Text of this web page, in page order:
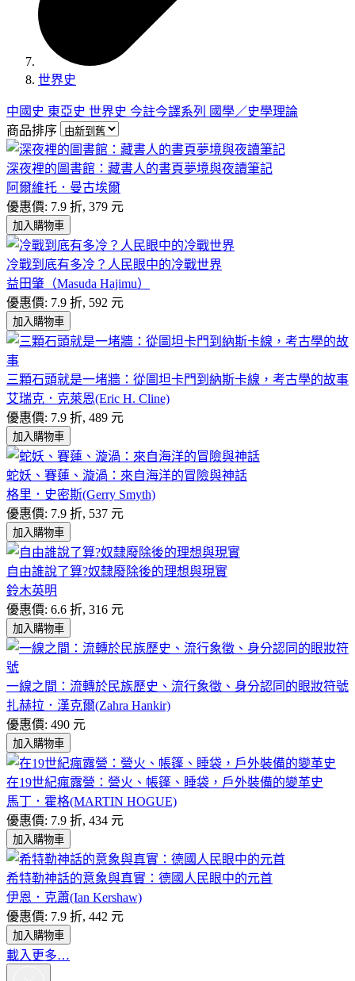
世界史
中國史 東亞史 世界史 今註今譯系列
國學／史學理論
商品排序
深夜裡的圖書館：藏書人的書頁夢境與夜讀筆記
阿爾維托．曼古埃爾
優惠價: 7.9 折, 379 元
加入購物車
冷戰到底有多冷？人民眼中的冷戰世界
益田肇（Masuda Hajimu）
優惠價: 7.9 折, 592 元
加入購物車
三顆石頭就是一堵牆：從圖坦卡門到納斯卡線，考古學的故事
艾瑞克．克萊恩(Eric H. Cline)
優惠價: 7.9 折, 489 元
加入購物車
蛇妖、賽蓮、漩渦：來自海洋的冒險與神話
格里．史密斯(Gerry Smyth)
優惠價: 7.9 折, 537 元
加入購物車
自由誰說了算?奴隸廢除後的理想與現實
鈴木英明
優惠價: 6.6 折, 316 元
加入購物車
一線之間：流轉於民族歷史、流行象徵、身分認同的眼妝符號
扎赫拉．漢克爾(Zahra Hankir)
優惠價: 490 元
加入購物車
在19世紀瘋露營：營火、帳篷、睡袋，戶外裝備的變革史
馬丁．霍格(MARTIN HOGUE)
優惠價: 7.9 折, 434 元
加入購物車
希特勒神話的意象與真實：德國人民眼中的元首
伊恩．克蕭(Ian Kershaw)
優惠價: 7.9 折, 442 元
加入購物車
載入更多…